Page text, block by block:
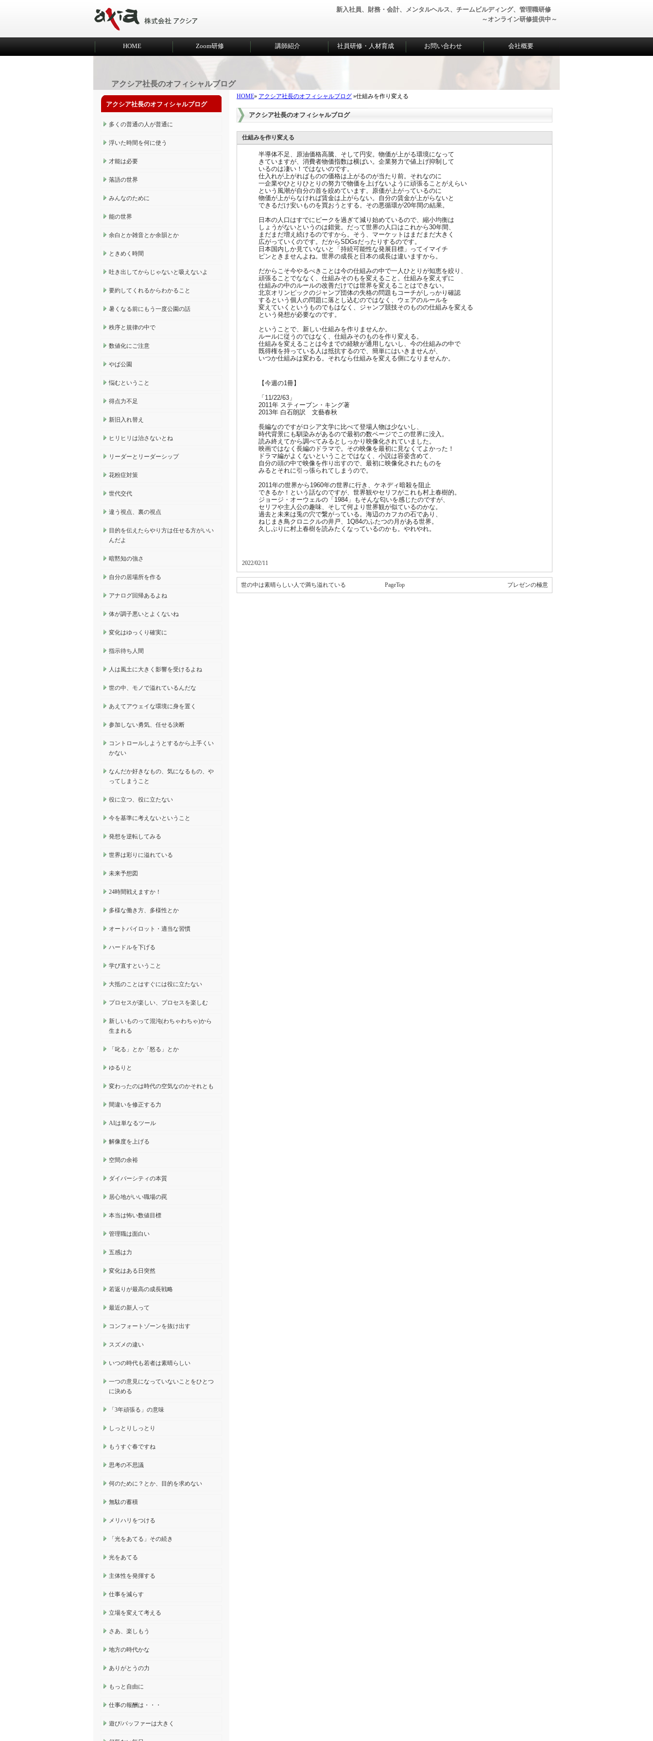
新入社員、財務・会計、メンタルヘルス、チームビルディング、管理職研修
～オンライン研修提供中～
HOME Zoom研修 講師紹介 社員研修・人材育成 お問い合わせ 会社概要
アクシア社長のオフィシャルブログ
HOME» アクシア社長のオフィシャルブログ »仕組みを作り変える
アクシア社長のオフィシャルブログ
仕組みを作り変える
半導体不足、原油価格高騰、そして円安。物価が上がる環境になって
きていますが、消費者物価指数は横ばい。企業努力で値上げ抑制して
いるのは凄い！ではないのです。
仕入れが上がればものの価格は上がるのが当たり前。それなのに
一企業やひとりひとりの努力で物価を上げないように頑張ることがえらい
という風潮が自分の首を絞めています。原価が上がっているのに
物価が上がらなければ賃金は上がらない。自分の賃金が上がらないと
できるだけ安いものを買おうとする。その悪循環が20年間の結果。
日本の人口はすでにピークを過ぎて減り始めているので、縮小均衡は
しょうがないというのは錯覚。だって世界の人口はこれから30年間、
まだまだ増え続けるのですから。そう、マーケットはまだまだ大き く
広がっていくのです。だからSDGsだったりするのです。
日本国内しか見ていないと「持続可能性な発展目標」ってイマイチ
ピンときませんよね。世界の成長と日本の成長は違いますから。
だからこそ今やるべきことは今の仕組みの中で一人ひとりが知恵を絞り、
頑張ることでななく、仕組みそのもを変えること。仕組みを変えずに
仕組みの中のルールの改善だけでは世界を変えることはできない。
北京オリンピックのジャンプ団体の失格の問題もコーチがしっかり 確認
するという個人の問題に落とし込むのではなく、ウェアのルールを
変えていくというものでもはなく、ジャンプ競技そのものの仕組みを変える
という発想が必要なのです。
ということで、新しい仕組みを作りませんか。
ルールに従うのではなく、仕組みそのものを作り変える。
仕組みを変えることは今までの経験が通用しないし、今の仕組みの中で
既得権を持っている人は抵抗するので、簡単にはいきませんが、
いつか仕組みは変わる。それなら仕組みを変える側になりませんか。
【今週の1冊】
「11/22/63」
2011年 スティーブン・キング著
2013年 白石朗訳 文藝春秋
長編なのですがロシア文学に比べて登場人物は少ないし、
時代背景にも馴染みがあるので最初の数ページでこの世界に没入。
読み終えてから調べてみるとしっかり映像化されていました。
映画ではなく長編のドラマで。その映像を最初に見なくてよかった ！
ドラマ編がよくないということではなく、小説は容姿含めて、
自分の頭の中で映像を作り出すので、最初に映像化されたものを
みるとそれに引っ張られてしまうので。
2011年の世界から1960年の世界に行き、ケネディ暗殺を阻 止
できるか！という話なのですが、世界観やセリフがこれも村上春樹的。
ジョージ・オーウェルの「1984」もそんな匂いを感じたのですが、
セリフや主人公の趣味、そして何より世界観が似ているのかな。
過去と未来は兎の穴で繋がっている。海辺のカフカの石であり、
ねじまき鳥クロニクルの井戸、1Q84のふたつの月がある世界。
久しぶりに村上春樹を読みたくなっているのかも。やれやれ。
2022/02/11
世の中は素晴らしい人で満ち溢れている PageTop プレゼンの極意
アクシア社長のオフィシャルブログ
多くの普通の人が普通に
浮いた時間を何に使う
才能は必要
落語の世界
みんなのために
能の世界
余白とか雑音とか余韻とか
ときめく時間
吐き出してからじゃないと吸えないよ
要約してくれるからわかること
暑くなる前にもう一度公園の話
秩序と規律の中で
数値化にご注意
やぱ公園
悩むということ
得点力不足
新旧入れ替え
ヒリヒリは治さないとね
リーダーとリーダーシップ
花粉症対策
世代交代
違う視点、裏の視点
目的を伝えたらやり方は任せる方がいい
んだよ
暗黙知の強さ
自分の居場所を作る
アナログ回帰あるよね
体が調子悪いとよくないね
変化はゆっくり確実に
指示待ち人間
人は風土に大きく影響を受けるよね
世の中、モノで溢れているんだな
あえてアウェイな環境に身を置く
参加しない勇気、任せる決断
コントロールしようとするから上手くい
かない
なんだか好きなもの、気になるもの、や
ってしまうこと
役に立つ、役に立たない
今を基準に考えないということ
発想を逆転してみる
世界は彩りに溢れている
未来予想図
24時間戦えますか！
多様な働き方、多様性とか
オートパイロット・適当な習慣
ハードルを下げる
学び直すということ
大抵のことはすぐには役に立たない
プロセスが楽しい、プロセスを楽しむ
新しいものって混沌(わちゃわちゃ)から
生まれる
「叱る」とか「怒る」とか
ゆるりと
変わったのは時代の空気なのかそれとも
間違いを修正する力
AIは単なるツール
解像度を上げる
空間の余裕
ダイバーシティの本質
居心地がいい職場の罠
本当は怖い数値目標
管理職は面白い
五感は力
変化はある日突然
若返りが最高の成長戦略
最近の新人って
コンフォートゾーンを抜け出す
スズメの違い
いつの時代も若者は素晴らしい
一つの意見になっていないことをひとつ
に決める
「3年頑張る」の意味
しっとりしっとり
もうすぐ春ですね
思考の不思議
何のために？とか、目的を求めない
無駄の蓄積
メリハリをつける
「光をあてる」その続き
光をあてる
主体性を発揮する
仕事を減らす
立場を変えて考える
さあ、楽しもう
地方の時代かな
ありがとうの力
もっと自由に
仕事の報酬は・・・
遊び/バッファーは大きく